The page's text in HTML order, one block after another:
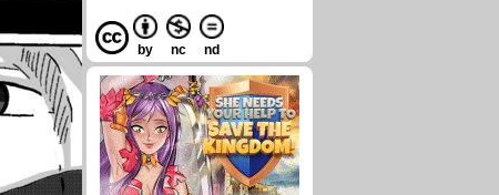
by nc nd